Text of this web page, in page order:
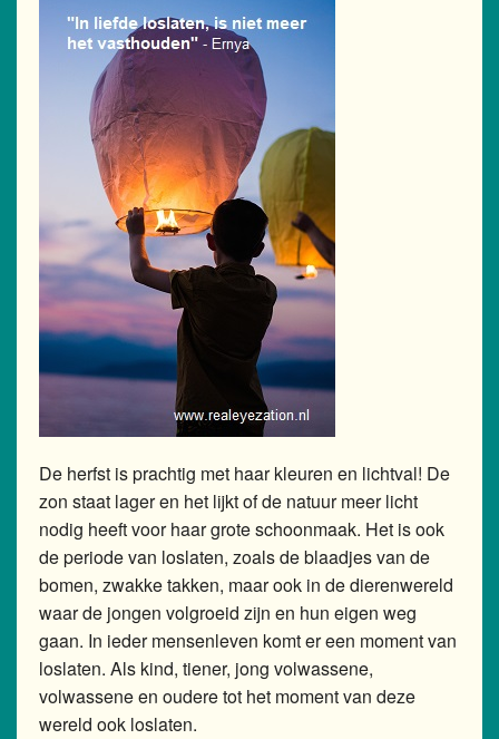
Workshops
Online cursussen
Agenda
Boekomslag laten ontwerpen
De herfst is prachtig met haar kleuren en lichtval! De
zon staat lager en het lijkt of de natuur meer licht
nodig heeft voor haar grote schoonmaak. Het is ook
de periode van loslaten, zoals de blaadjes van de
bomen, zwakke takken, maar ook in de dierenwereld
waar de jongen volgroeid zijn en hun eigen weg
gaan. In ieder mensenleven komt er een moment van
loslaten. Als kind, tiener, jong volwassene,
volwassene en oudere tot het moment van deze
wereld ook loslaten.